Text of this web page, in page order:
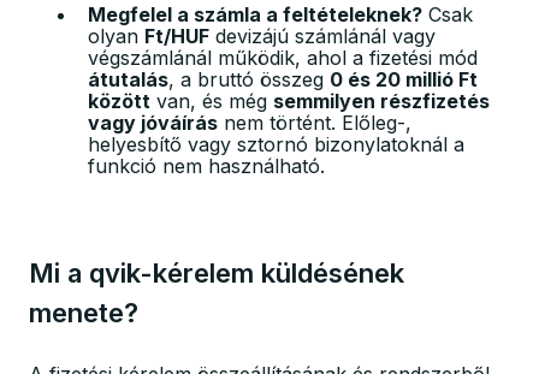
Megfelel a számla a feltételeknek? Csak
olyan Ft/HUF devizájú számlánál vagy
végszámlánál működik, ahol a fizetési mód
átutalás, a bruttó összeg 0 és 20 millió Ft
között van, és még semmilyen részfizetés
vagy jóváírás nem történt. Előleg-,
helyesbítő vagy sztornó bizonylatoknál a
funkció nem használható.
Mi a qvik-kérelem küldésének
menete?